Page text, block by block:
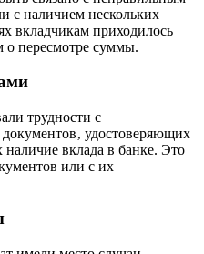
с наличием нескольких
вкладчикам приходилось
о пересмотре суммы.
трудности с
удостоверяющих
вклада в банке. Это
или с их